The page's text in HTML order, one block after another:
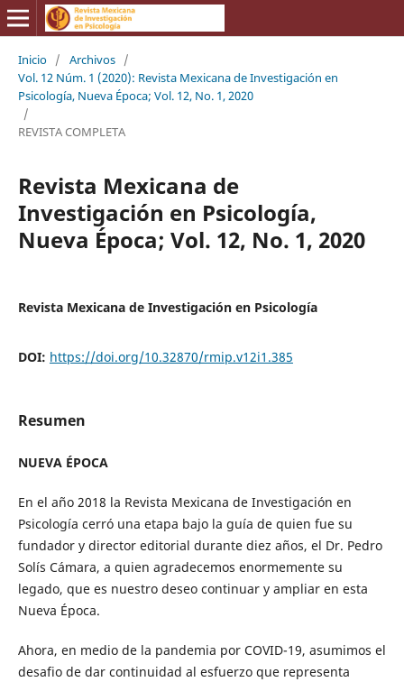
Inicio / Archivos /
Vol. 12 Núm. 1 (2020): Revista Mexicana de Investigación en
Psicología, Nueva Época; Vol. 12, No. 1, 2020
/
REVISTA COMPLETA
Revista Mexicana de
Investigación en Psicología,
Nueva Época; Vol. 12, No. 1, 2020
Revista Mexicana de Investigación en Psicología
DOI: https://doi.org/10.32870/rmip.v12i1.385
Resumen
NUEVA ÉPOCA
En el año 2018 la Revista Mexicana de Investigación en
Psicología cerró una etapa bajo la guía de quien fue su
fundador y director editorial durante diez años, el Dr. Pedro
Solís Cámara, a quien agradecemos enormemente su
legado, que es nuestro deseo continuar y ampliar en esta
Nueva Época.
Ahora, en medio de la pandemia por COVID-19, asumimos el
desafio de dar continuidad al esfuerzo que representa